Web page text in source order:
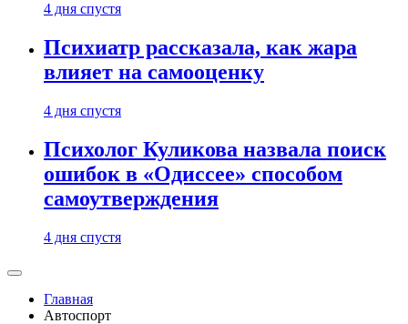
4 дня спустя
Психиатр рассказала, как жара
влияет на самооценку
4 дня спустя
Психолог Куликова назвала поиск
ошибок в «Одиссее» способом
самоутверждения
4 дня спустя
Главная
Автоспорт